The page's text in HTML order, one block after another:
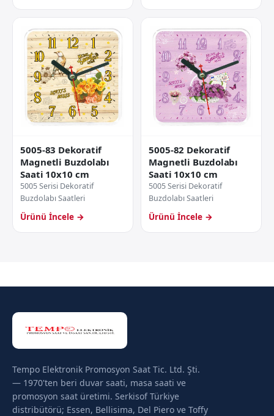
5005-83 Dekoratif
Magnetli Buzdolabı
Saati 10x10 cm
5005 Serisi Dekoratif
Buzdolabı Saatleri
Ürünü İncele →
5005-82 Dekoratif
Magnetli Buzdolabı
Saati 10x10 cm
5005 Serisi Dekoratif
Buzdolabı Saatleri
Ürünü İncele →
Tempo Elektronik Promosyon Saat Tic. Ltd. Şti.
— 1970'ten beri duvar saati, masa saati ve
promosyon saat üretimi. Serkisof Türkiye
distribütörü; Essen, Bellisima, Del Piero ve Toffy